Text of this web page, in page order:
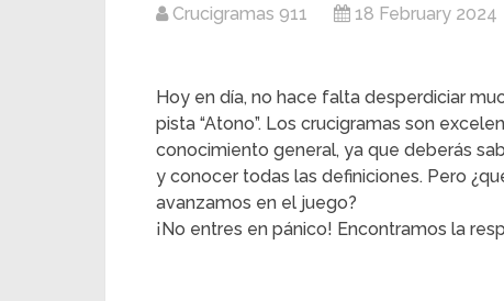
Crucigramas 911 18 February 2024
Hoy en día, no hace falta desperdiciar
pista “Atono”. Los crucigramas son
conocimiento general, ya que deberás
y conocer todas las definiciones. Pero
avanzamos en el juego?
¡No entres en pánico! Encontramos la